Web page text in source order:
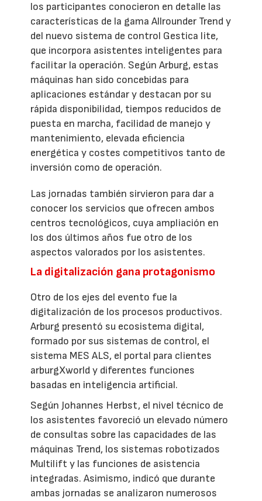
los participantes conocieron en detalle las
características de la gama Allrounder Trend y
del nuevo sistema de control Gestica lite,
que incorpora asistentes inteligentes para
facilitar la operación. Según Arburg, estas
máquinas han sido concebidas para
aplicaciones estándar y destacan por su
rápida disponibilidad, tiempos reducidos de
puesta en marcha, facilidad de manejo y
mantenimiento, elevada eficiencia
energética y costes competitivos tanto de
inversión como de operación.
Las jornadas también sirvieron para dar a
conocer los servicios que ofrecen ambos
centros tecnológicos, cuya ampliación en
los dos últimos años fue otro de los
aspectos valorados por los asistentes.
La digitalización gana protagonismo
Otro de los ejes del evento fue la
digitalización de los procesos productivos.
Arburg presentó su ecosistema digital,
formado por sus sistemas de control, el
sistema MES ALS, el portal para clientes
arburgXworld y diferentes funciones
basadas en inteligencia artificial.
Según Johannes Herbst, el nivel técnico de
los asistentes favoreció un elevado número
de consultas sobre las capacidades de las
máquinas Trend, los sistemas robotizados
Multilift y las funciones de asistencia
integradas. Asimismo, indicó que durante
ambas jornadas se analizaron numerosos